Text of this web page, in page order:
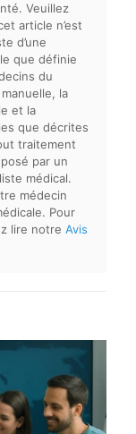
Veuillez
article n’est
d’une
que définie
du
la
et la
que décrites
traitement
par un
médical.
médecin
Pour
lire notre Avis